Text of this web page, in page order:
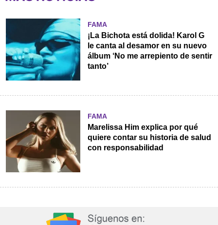
FAMA
¡La Bichota está dolida! Karol G
le canta al desamor en su nuevo
álbum ‘No me arrepiento de sentir
tanto’
FAMA
Marelissa Him explica por qué
quiere contar su historia de salud
con responsabilidad